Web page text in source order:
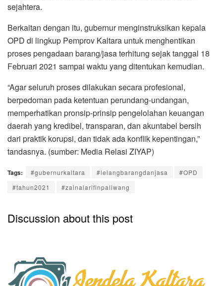
sejahtera.
Berkaitan dengan itu, gubernur menginstruksikan kepala
OPD di lingkup Pemprov Kaltara untuk menghentikan
proses pengadaan barang/jasa terhitung sejak tanggal 18
Februari 2021 sampai waktu yang ditentukan kemudian.
“Agar seluruh proses dilakukan secara profesional,
berpedoman pada ketentuan perundang-undangan,
memperhatikan pronsip-prinsip pengelolahan keuangan
daerah yang kredibel, transparan, dan akuntabel bersih
dari praktik korupsi, dan tidak ada konflik kepentingan,”
tandasnya. (sumber: Media Relasi ZIYAP)
Tags: #gubernurkaltara #lelangbarangdanjasa
#OPD
#tahun2021
#zainalarifinpaliwang
Discussion about this post